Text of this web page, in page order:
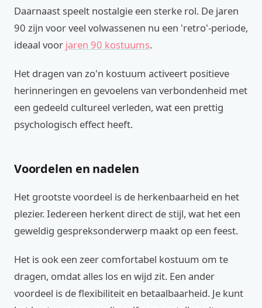
Daarnaast speelt nostalgie een sterke rol. De jaren
90 zijn voor veel volwassenen nu een 'retro'-periode,
ideaal voor jaren 90 kostuums.
Het dragen van zo'n kostuum activeert positieve
herinneringen en gevoelens van verbondenheid met
een gedeeld cultureel verleden, wat een prettig
psychologisch effect heeft.
Voordelen en nadelen
Het grootste voordeel is de herkenbaarheid en het
plezier. Iedereen herkent direct de stijl, wat het een
geweldig gespreksonderwerp maakt op een feest.
Het is ook een zeer comfortabel kostuum om te
dragen, omdat alles los en wijd zit. Een ander
voordeel is de flexibiliteit en betaalbaarheid. Je kunt